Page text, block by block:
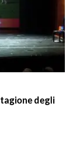
degli